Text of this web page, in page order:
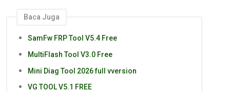
Baca Juga
SamFw FRP Tool V5.4 Free
MultiFlash Tool V3.0 Free
Mini Diag Tool 2026 full vversion
VG TOOL V5.1 FREE